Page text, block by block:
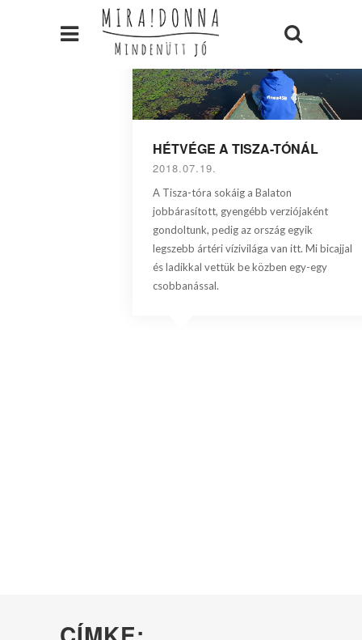
HÉTVÉGE A TISZA-TÓNÁL
2018.07.19.
A Tisza-tóra sokáig a Balaton
jobbárasított, gyengébb verziójaként
gondoltunk, pedig az ország egyik
legszebb ártéri vízivilága van itt. Mi bicajjal
és ladikkal vettük be közben egy-egy
csobbanással.